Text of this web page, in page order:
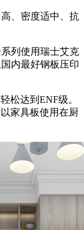
、密度适中、抗
列使用瑞士艾克
内最好钢板压印
松达到ENF级。
家具板使用在厨